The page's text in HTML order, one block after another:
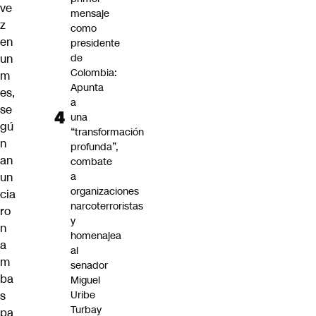
ve
z
en
un
m
es,
se
gú
n
an
un
cia
ro
n
a
m
ba
s
pa
mensaje
como
presidente
de
Colombia:
Apunta
a
una
“transformación
profunda”,
combate
a
organizaciones
narcoterroristas
y
homenajea
al
senador
Miguel
Uribe
Turbay